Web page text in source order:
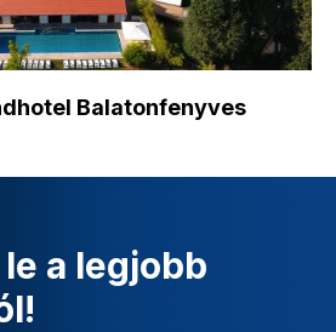
Balatonfenyves
a legjobb